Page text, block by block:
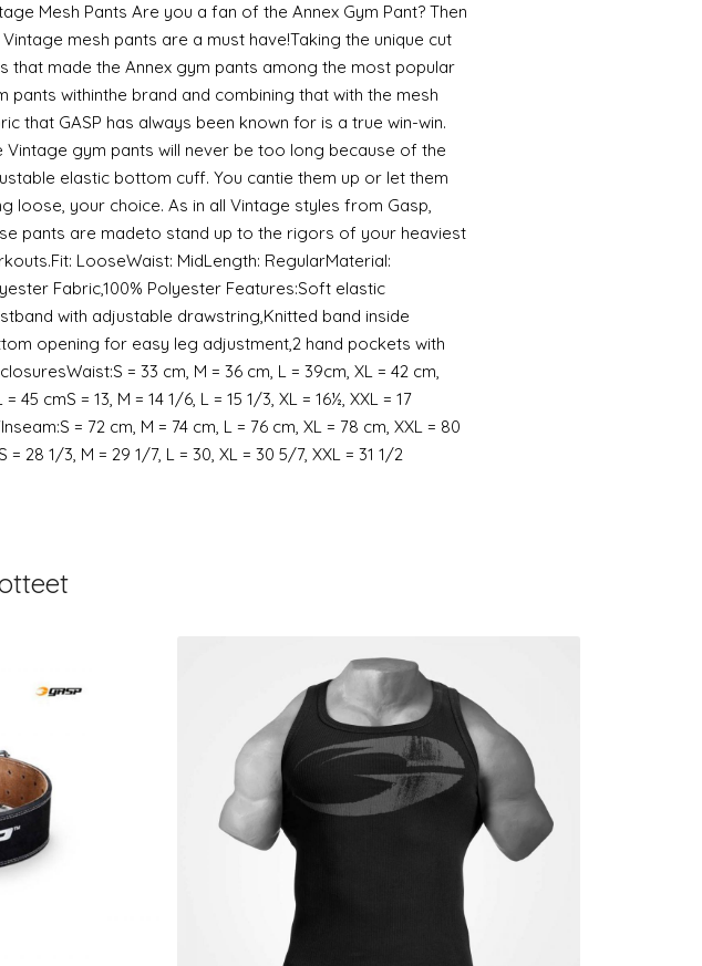
Mesh Pants Are you a fan of the Annex Gym Pant? Then
mesh pants are a must have!Taking the unique cut
that made the Annex gym pants among the most popular
pants withinthe brand and combining that with the mesh
that GASP has always been known for is a true win-win.
Vintage gym pants will never be too long because of the
elastic bottom cuff. You cantie them up or let them
loose, your choice. As in all Vintage styles from Gasp,
pants are madeto stand up to the rigors of your heaviest
LooseWaist: MidLength: RegularMaterial:
Fabric,100% Polyester Features:Soft elastic
with adjustable drawstring,Knitted band inside
opening for easy leg adjustment,2 hand pockets with
= 33 cm, M = 36 cm, L = 39cm, XL = 42 cm,
= 45 cmS = 13, M = 14 1/6, L = 15 1/3, XL = 16½, XXL = 17
= 72 cm, M = 74 cm, L = 76 cm, XL = 78 cm, XXL = 80
= 28 1/3, M = 29 1/7, L = 30, XL = 30 5/7, XXL = 31 1/2